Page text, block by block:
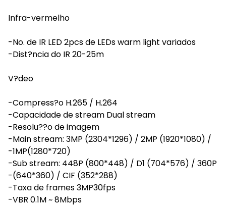
Infra-vermelho
-No. de IR LED 2pcs de LEDs warm light variados
-Dist?ncia do IR 20-25m
V?deo
-Compress?o H.265 / H.264
-Capacidade de stream Dual stream
-Resolu??o de imagem
-Main stream: 3MP (2304*1296) / 2MP (1920*1080) /
-1MP(1280*720)
-Sub stream: 448P (800*448) / D1 (704*576) / 360P
-(640*360) / CIF (352*288)
-Taxa de frames 3MP30fps
-VBR 0.1M ~ 8Mbps